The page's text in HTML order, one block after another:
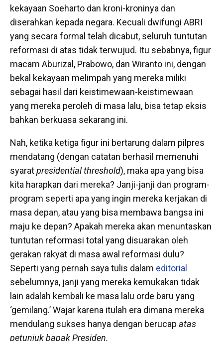
kekayaan Soeharto dan kroni-kroninya dan
diserahkan kepada negara. Kecuali dwifungi ABRI
yang secara formal telah dicabut, seluruh tuntutan
reformasi di atas tidak terwujud. Itu sebabnya, figur
macam Aburizal, Prabowo, dan Wiranto ini, dengan
bekal kekayaan melimpah yang mereka miliki
sebagai hasil dari keistimewaan-keistimewaan
yang mereka peroleh di masa lalu, bisa tetap eksis
bahkan berkuasa sekarang ini.
Nah, ketika ketiga figur ini bertarung dalam pilpres
mendatang (dengan catatan berhasil memenuhi
syaratpresidential threshold), maka apa yang bisa
kita harapkan dari mereka? Janji-janji dan program-
program seperti apa yang ingin mereka kerjakan di
masa depan, atau yang bisa membawa bangsa ini
maju ke depan? Apakah mereka akan menuntaskan
tuntutan reformasi total yang disuarakan oleh
gerakan rakyat di masa awal reformasi dulu?
Seperti yang pernah saya tulis dalam editorial
sebelumnya, janji yang mereka kemukakan tidak
lain adalah kembali ke masa lalu orde baru yang
‘gemilang.’ Wajar karena itulah era dimana mereka
mendulang sukses hanya dengan berucap atas
petunjuk bapak Presiden.